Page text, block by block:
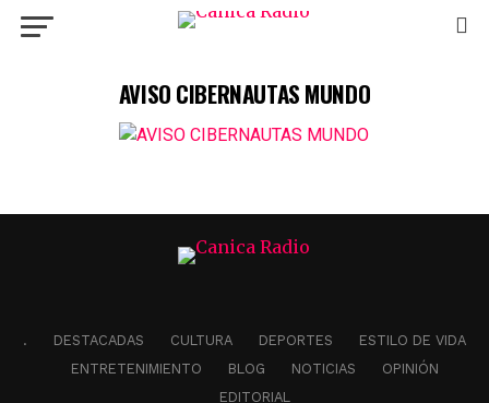
AVISO CIBERNAUTAS MUNDO
. DESTACADAS CULTURA DEPORTES
ESTILO DE VIDA
ENTRETENIMIENTO
BLOG NOTICIAS
OPINIÓN
EDITORIAL